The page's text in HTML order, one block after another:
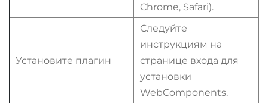
Chrome, Safari).
Установите плагин
Следуйте
инструкциям на
странице входа для
установки
WebComponents.